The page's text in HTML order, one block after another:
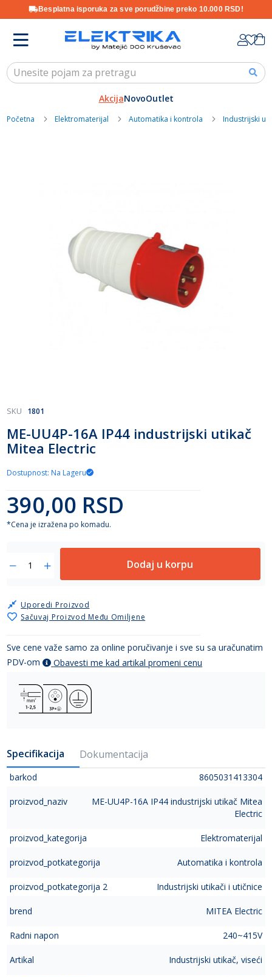
Besplatna isporuka za sve porudžbine preko 10.000 RSD!
Content
AkcijaNovoOutlet
Početna Elektromaterijal Automatika i kontrola Industrijski
Skip
the
beginning
the
gallery
ME-UU4P-16A IP44 industrijski utikač
Mitea Electric
SKU 1801
Dostupnost: Na Lageru
390,00 RSD
*Cena je izražena po komadu.
Dodaj u korpu
Sačuvaj Proizvod Među Omiljene
Uporedi Proizvod
Sve cene važe samo za online poručivanje i sve su sa uračunatim
PDV-om
Obavesti me kad artikal promeni cenu
Specifikacija Dokumentacija
barkod 8605031413304
proizvod_naziv
ME-UU4P-16A IP44 industrijski utikač Mitea
Electric
proizvod_kategorija Elektromaterijal
proizvod_potkategorija Automatika i kontrola
proizvod_potkategorija 2 Industrijski utikači i utičnice
brend MITEA Electric
Radni napon 240~415V
Artikal Industrijski utikač, viseći